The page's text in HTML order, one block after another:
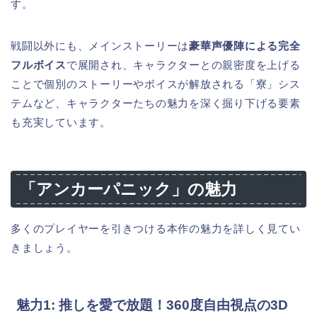
す。
戦闘以外にも、メインストーリーは豪華声優陣による完全
フルボイスで展開され、キャラクターとの親密度を上げる
ことで個別のストーリーやボイスが解放される「寮」シス
テムなど、キャラクターたちの魅力を深く掘り下げる要素
も充実しています。
「アンカーパニック」の魅力
多くのプレイヤーを引きつける本作の魅力を詳しく見てい
きましょう。
魅力1: 推しを愛で放題！360度自由視点の3D